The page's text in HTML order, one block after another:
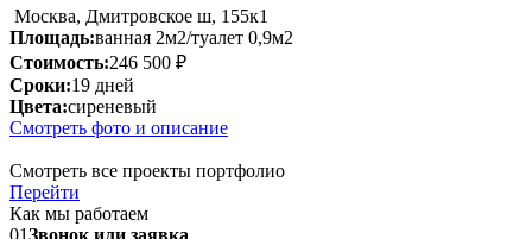
Москва, Дмитровское ш, 155к1
Площадь:ванная 2м2/туалет 0,9м2
Стоимость:246 500 ₽
Сроки:19 дней
Цвета:сиреневый
Смотреть фото и описание
Смотреть все проекты портфолио
Перейти
Как мы работаем
01Звонок или заявка